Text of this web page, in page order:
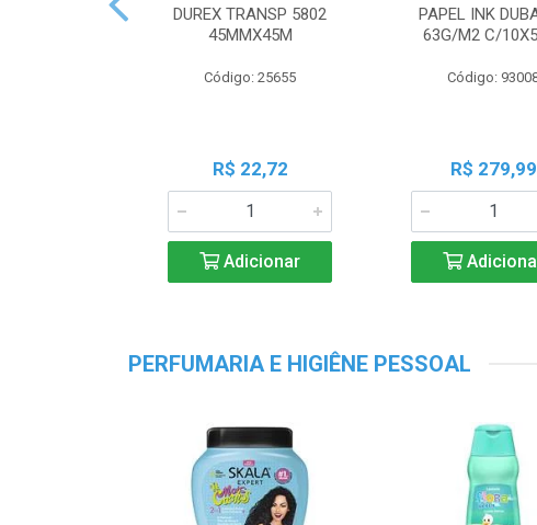
DUREX TRANSP 5802
45MMX45M
Código: 25655
R$ 22,72
Adicionar
PAPEL INK
63G/M2 C/
Código:
R$ 279,99
PERFUMARIA E HIGIÊNE PESSOAL